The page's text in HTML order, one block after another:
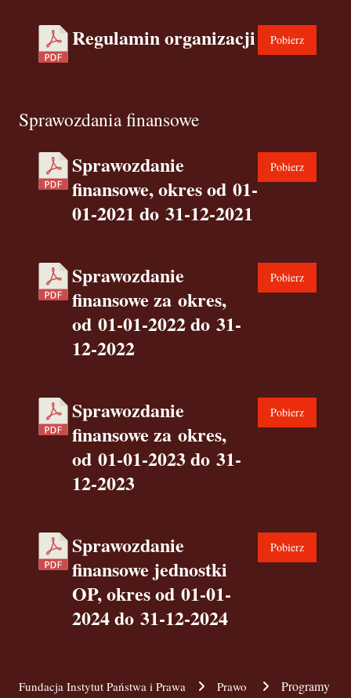
Regulamin organizacji Pobierz
Sprawozdania finansowe
Sprawozdanie
finansowe, okres od 01-
01-2021 do 31-12-2021
Pobierz
Sprawozdanie
finansowe za okres,
od 01-01-2022 do 31-
12-2022
Pobierz
Sprawozdanie
finansowe za okres,
od 01-01-2023 do 31-
12-2023
Pobierz
Sprawozdanie
finansowe jednostki
OP, okres od 01-01-
2024 do 31-12-2024
Pobierz
Fundacja Instytut Państwa i Prawa Prawo Programy